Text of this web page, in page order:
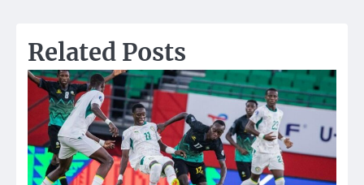
Related Posts